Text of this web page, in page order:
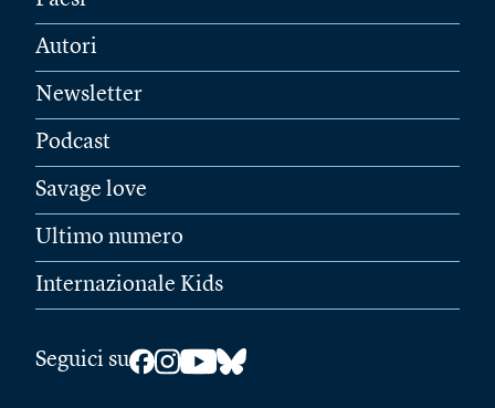
Autori
Newsletter
Podcast
Savage love
Ultimo numero
Internazionale Kids
Seguici su